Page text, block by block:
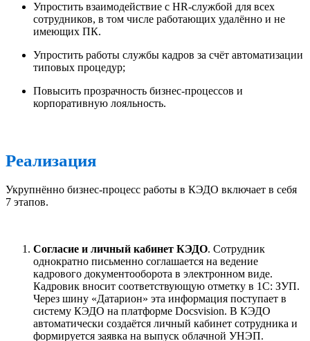
Упростить взаимодействие с HR-службой для всех
сотрудников, в том числе работающих удалённо и не
имеющих ПК.
Упростить работы службы кадров за счёт автоматизации
типовых процедур;
Повысить прозрачность бизнес-процессов и
корпоративную лояльность.
Реализация
Укрупнённо бизнес-процесс работы в КЭДО включает в себя
7 этапов.
Согласие и личный кабинет КЭДО. Сотрудник
однократно письменно соглашается на ведение
кадрового документооборота в электронном виде.
Кадровик вносит соответствующую отметку в 1C: ЗУП.
Через шину «Датарион» эта информация поступает в
систему КЭДО на платформе Docsvision. В КЭДО
автоматически создаётся личный кабинет сотрудника и
формируется заявка на выпуск облачной УНЭП.